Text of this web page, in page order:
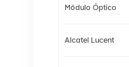
Módulo Óptico
Alcatel Lucent